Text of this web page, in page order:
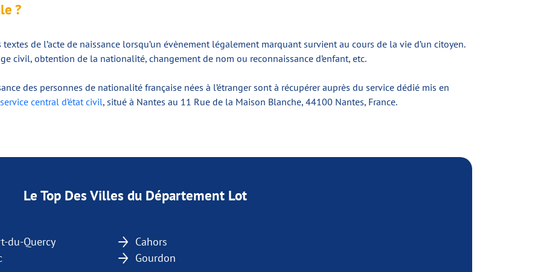
?
de l’acte de naissance lorsqu’un évènement légalement marquant survient au cours de la vie d’un citoyen.
civil, obtention de la nationalité, changement de nom ou reconnaissance d’enfant, etc.
des personnes de nationalité française nées à l’étranger sont à récupérer auprès du service dédié mis en
service central d’état civil, situé à Nantes au 11 Rue de la Maison Blanche, 44100 Nantes, France.
Le Top Des Villes du Département Lot
du-Quercy
Cahors
Gourdon